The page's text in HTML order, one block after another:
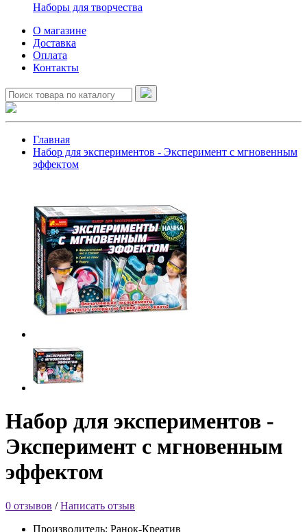
Наборы для творчества
О магазине
Доставка
Оплата
Контакты
Главная
Набор для экспериментов - Эксперимент с мгновенным
эффектом
Набор для экспериментов -
Эксперимент с мгновенным
эффектом
0 отзывов /Написать отзыв
Производитель: Ранок-Креатив